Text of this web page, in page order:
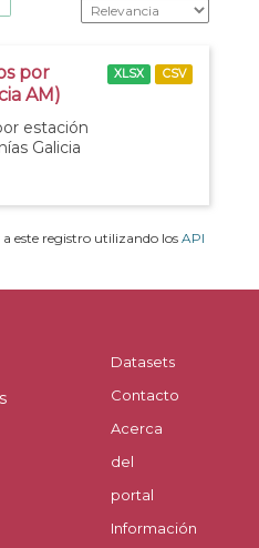
por
AM)
estación
Galicia
XLSX CSV
este registro utilizando los API
Datasets
Contacto
Acerca
del
portal
Información